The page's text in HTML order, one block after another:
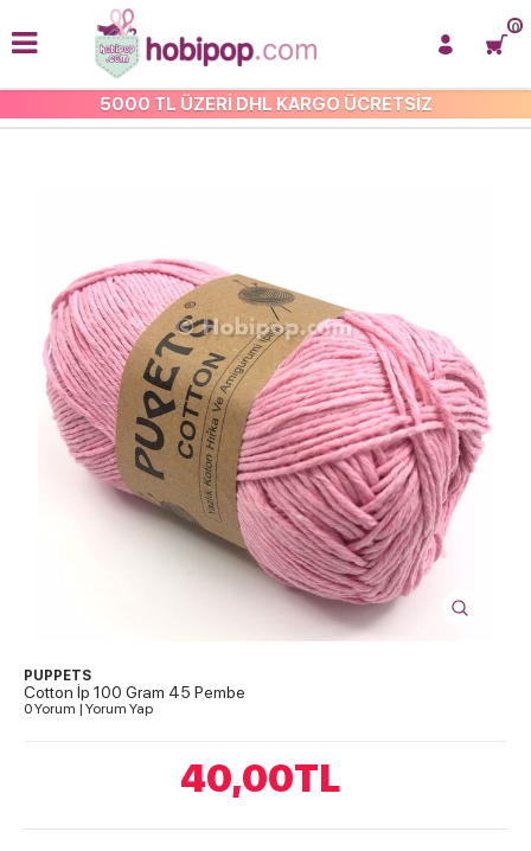
5000 TL ÜZERİ DHL KARGO ÜCRETSİZ
0
ÇOK AMAÇLI COTTON İP
PUPPETS
Cotton İp 100 Gram 45 Pembe
0 Yorum | Yorum Yap
40,00TL